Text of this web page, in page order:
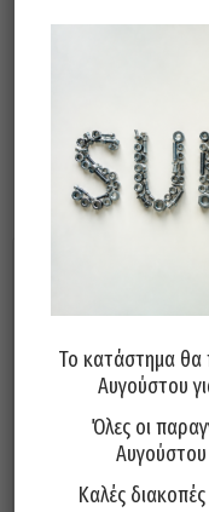
ασφαλείας.
Σχετικά
Μπαλαντέζα Καρούλι
Το κατάστημα θα
Αυγούστου
Όλες οι
Αυγούστου
Καλές